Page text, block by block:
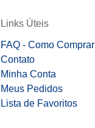
Links Úteis
FAQ - Como Comprar
Contato
Minha Conta
Meus Pedidos
Lista de Favoritos